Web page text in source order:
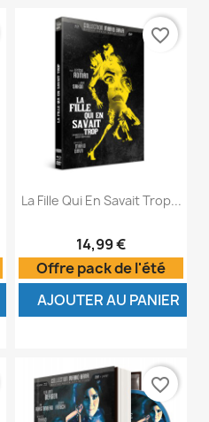
La Fille Qui En Savait Trop...
14,99 €
Offre pack de l'été
AJOUTER AU PANIER
favorite_border
favorite_border